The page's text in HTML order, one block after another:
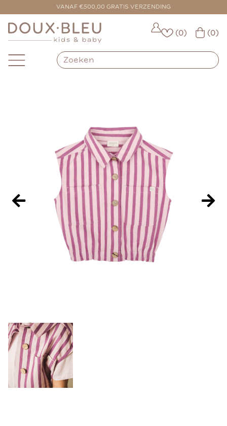
VANAF €500,00 GRATIS VERZENDING
VOOR 16:00 BESTELD = VANDAAG VERZONDEN
(0) (0)